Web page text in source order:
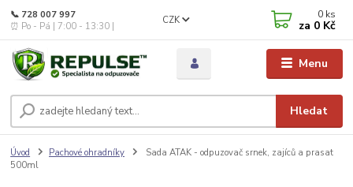
Menu
CZK
Hledat
📞 728 007 997
⏰ Po - Pá | 7:00 - 13:30 |
0 ks
za 0 Kč
Úvod Pachové ohradníky
Sada ATAK - odpuzovač srnek, zajíců a prasat
500ml